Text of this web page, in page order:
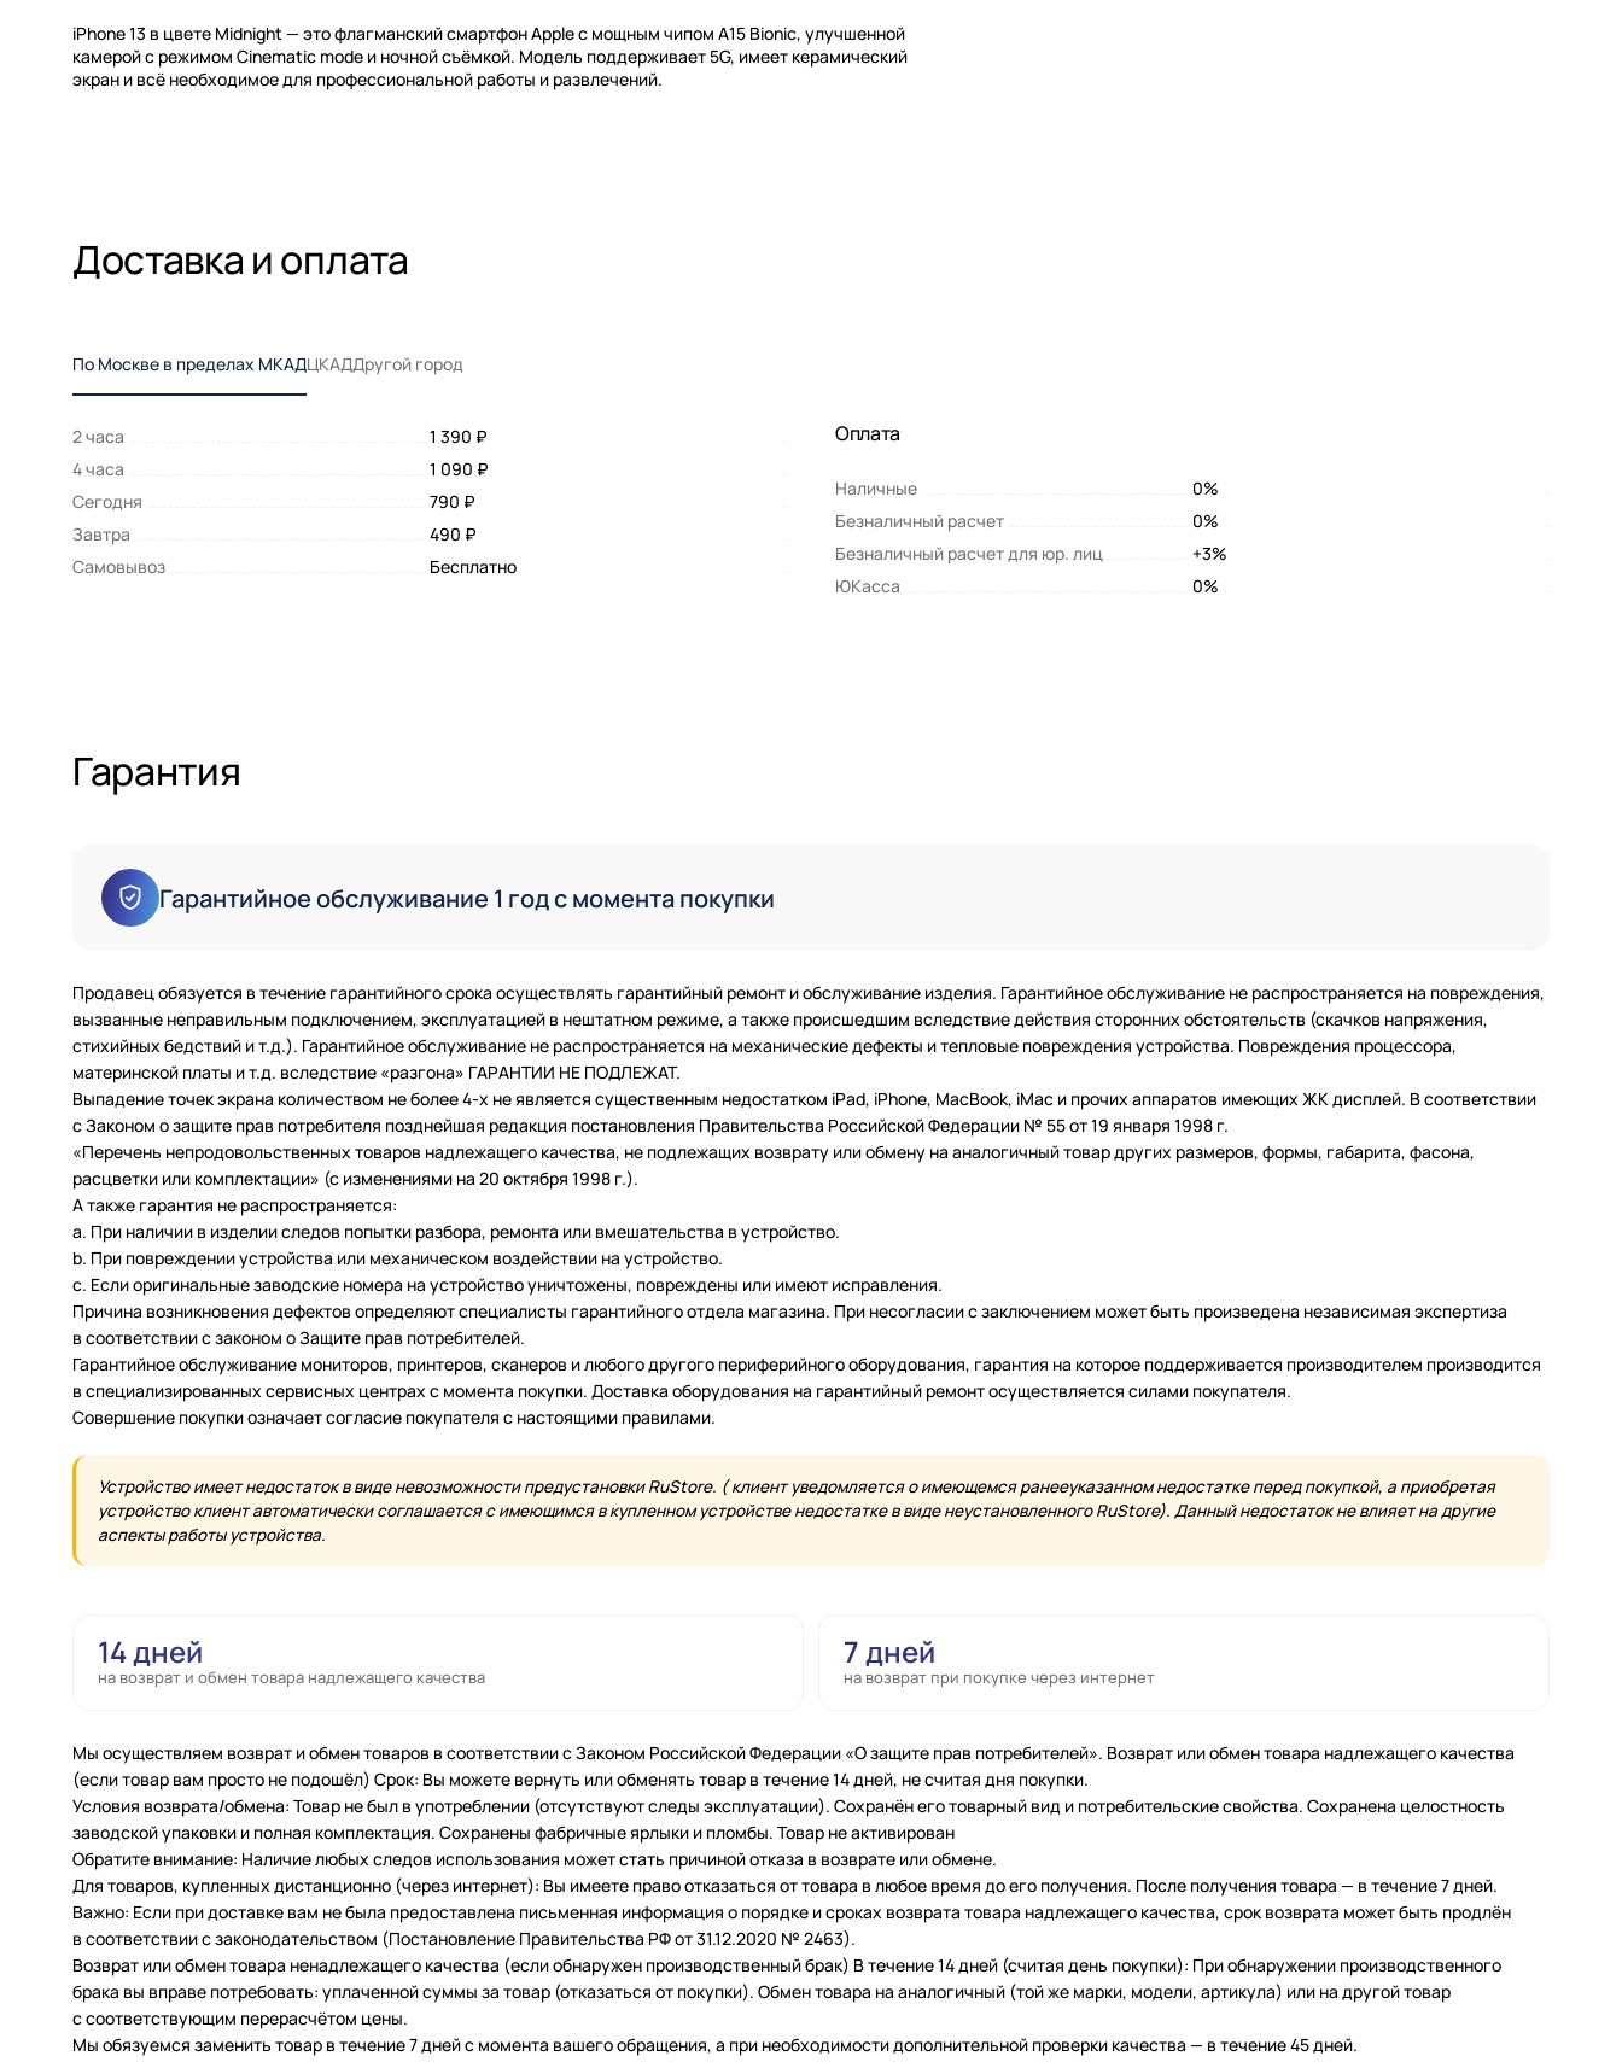
iPhone 13 в цвете Midnight — это флагманский смартфон Apple с мощным чипом A15 Bionic, улучшенной
камерой с режимом Cinematic mode и ночной съёмкой. Модель поддерживает 5G, имеет керамический
экран и всё необходимое для профессиональной работы и развлечений.
Доставка и оплата
По Москве в пределах МКАДЦКАДДругой город
2 часа
1 390 ₽
4 часа
1 090 ₽
Сегодня
790 ₽
Завтра
490 ₽
Самовывоз
Бесплатно
Оплата
Наличные
0%
Безналичный расчет
0%
Безналичный расчет для юр. лиц
+3%
ЮКасса
0%
Гарантия
Гарантийное обслуживание 1 год с момента покупки
Продавец обязуется в течение гарантийного срока осуществлять гарантийный ремонт и обслуживание изделия. Гарантийное обслуживание не распространяется на повреждения,
вызванные неправильным подключением, эксплуатацией в нештатном режиме, а также происшедшим вследствие действия сторонних обстоятельств (скачков напряжения,
стихийных бедствий и т.д.). Гарантийное обслуживание не распространяется на механические дефекты и тепловые повреждения устройства. Повреждения процессора,
материнской платы и т.д. вследствие «разгона» ГАРАНТИИ НЕ ПОДЛЕЖАТ.
Выпадение точек экрана количеством не более 4-х не является существенным недостатком iPad, iPhone, MacBook, iMac и прочих аппаратов имеющих ЖК дисплей. В соответствии
с Законом о защите прав потребителя позднейшая редакция постановления Правительства Российской Федерации № 55 от 19 января 1998 г.
«Перечень непродовольственных товаров надлежащего качества, не подлежащих возврату или обмену на аналогичный товар других размеров, формы, габарита, фасона,
расцветки или комплектации» (с изменениями на 20 октября 1998 г.).
А также гарантия не распространяется:
a. При наличии в изделии следов попытки разбора, ремонта или вмешательства в устройство.
b. При повреждении устройства или механическом воздействии на устройство.
c. Если оригинальные заводские номера на устройство уничтожены, повреждены или имеют исправления.
Причина возникновения дефектов определяют специалисты гарантийного отдела магазина. При несогласии с заключением может быть произведена независимая экспертиза
в соответствии с законом о Защите прав потребителей.
Гарантийное обслуживание мониторов, принтеров, сканеров и любого другого периферийного оборудования, гарантия на которое поддерживается производителем производится
в специализированных сервисных центрах с момента покупки. Доставка оборудования на гарантийный ремонт осуществляется силами покупателя.
Совершение покупки означает согласие покупателя с настоящими правилами.
Устройство имеет недостаток в виде невозможности предустановки RuStore. ( клиент уведомляется о имеющемся ранееуказанном недостатке перед покупкой, а приобретая
устройство клиент автоматически соглашается с имеющимся в купленном устройстве недостатке в виде неустановленного RuStore). Данный недостаток не влияет на другие
аспекты работы устройства.
14 дней
на возврат и обмен товара надлежащего качества
7 дней
на возврат при покупке через интернет
Мы осуществляем возврат и обмен товаров в соответствии с Законом Российской Федерации «О защите прав потребителей». Возврат или обмен товара надлежащего качества
(если товар вам просто не подошёл) Срок: Вы можете вернуть или обменять товар в течение 14 дней, не считая дня покупки.
Условия возврата/обмена: Товар не был в употреблении (отсутствуют следы эксплуатации). Сохранён его товарный вид и потребительские свойства. Сохранена целостность
заводской упаковки и полная комплектация. Сохранены фабричные ярлыки и пломбы. Товар не активирован
Обратите внимание: Наличие любых следов использования может стать причиной отказа в возврате или обмене.
Для товаров, купленных дистанционно (через интернет): Вы имеете право отказаться от товара в любое время до его получения. После получения товара — в течение 7 дней.
Важно: Если при доставке вам не была предоставлена письменная информация о порядке и сроках возврата товара надлежащего качества, срок возврата может быть продлён
в соответствии с законодательством (Постановление Правительства РФ от 31.12.2020 № 2463).
Возврат или обмен товара ненадлежащего качества (если обнаружен производственный брак) В течение 14 дней (считая день покупки): При обнаружении производственного
брака вы вправе потребовать: уплаченной суммы за товар (отказаться от покупки). Обмен товара на аналогичный (той же марки, модели, артикула) или на другой товар
с соответствующим перерасчётом цены.
Мы обязуемся заменить товар в течение 7 дней с момента вашего обращения, а при необходимости дополнительной проверки качества — в течение 45 дней.